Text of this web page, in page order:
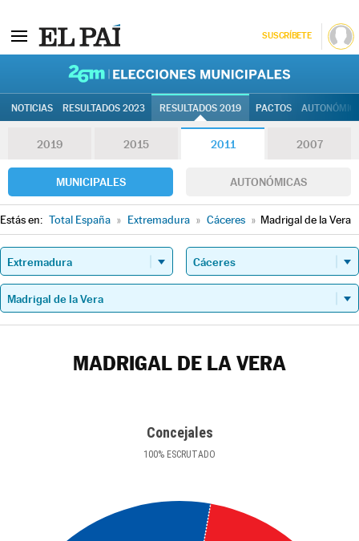
SUSCRÍBETE
NOTICIAS RESULTADOS 2023 RESULTADOS 2019 PACTOS
2019 2015 2011 2007
MUNICIPALES AUTONÓMICAS
Estás en: Total España » Extremadura » Cáceres » Madrigal de la Vera
MADRIGAL DE LA VERA
Concejales
100% ESCRUTADO